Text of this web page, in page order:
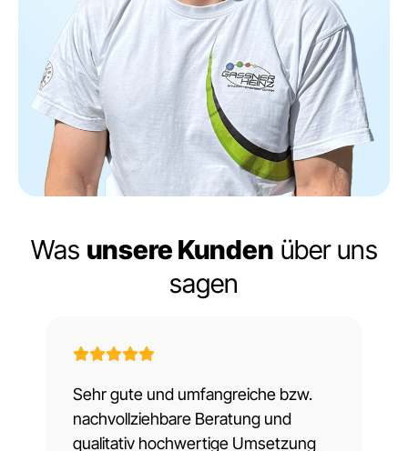
Was unsere Kunden über uns
sagen
Sehr gute und umfangreiche bzw.
nachvollziehbare Beratung und
qualitativ hochwertige Umsetzung